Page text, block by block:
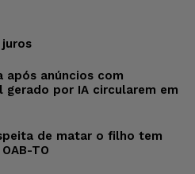
após anúncios com
por IA circularem em
de matar o filho tem
TO